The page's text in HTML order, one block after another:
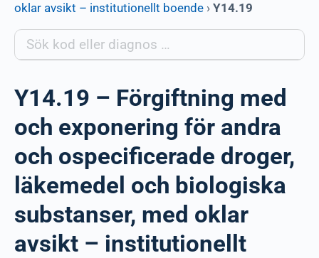
oklar avsikt – institutionellt boende › Y14.19
Y14.19 – Förgiftning med
och exponering för andra
och ospecificerade droger,
läkemedel och biologiska
substanser, med oklar
avsikt – institutionellt